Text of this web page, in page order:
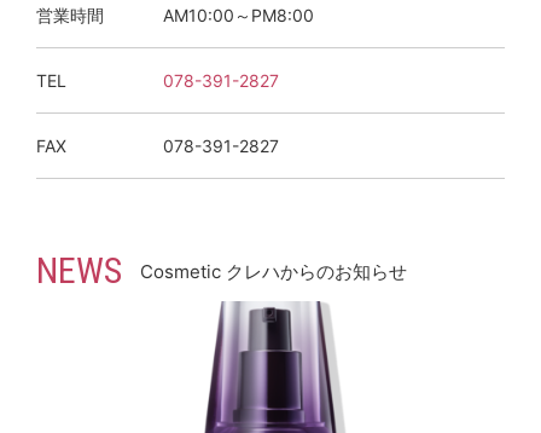
営業時間 AM10:00～PM8:00
TEL 078-391-2827
FAX 078-391-2827
NEWS Cosmetic クレハからのお知らせ